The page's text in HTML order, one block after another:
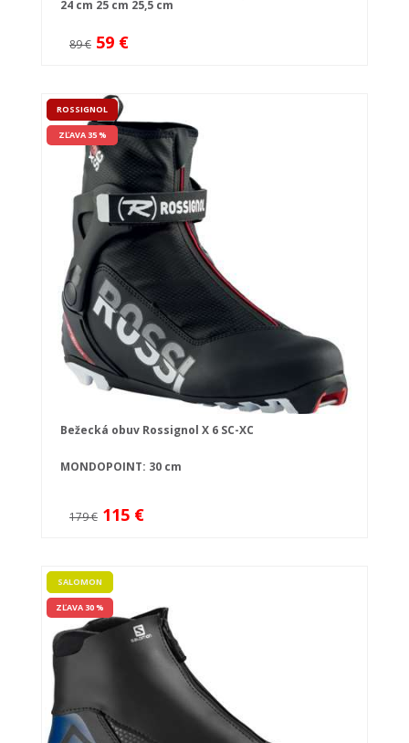
24 cm 25 cm 25,5 cm
89 € 59 €
ROSSIGNOL
ZĽAVA 35 %
Bežecká obuv Rossignol X 6 SC-XC
MONDOPOINT: 30 cm
179 € 115 €
SALOMON
ZĽAVA 30 %